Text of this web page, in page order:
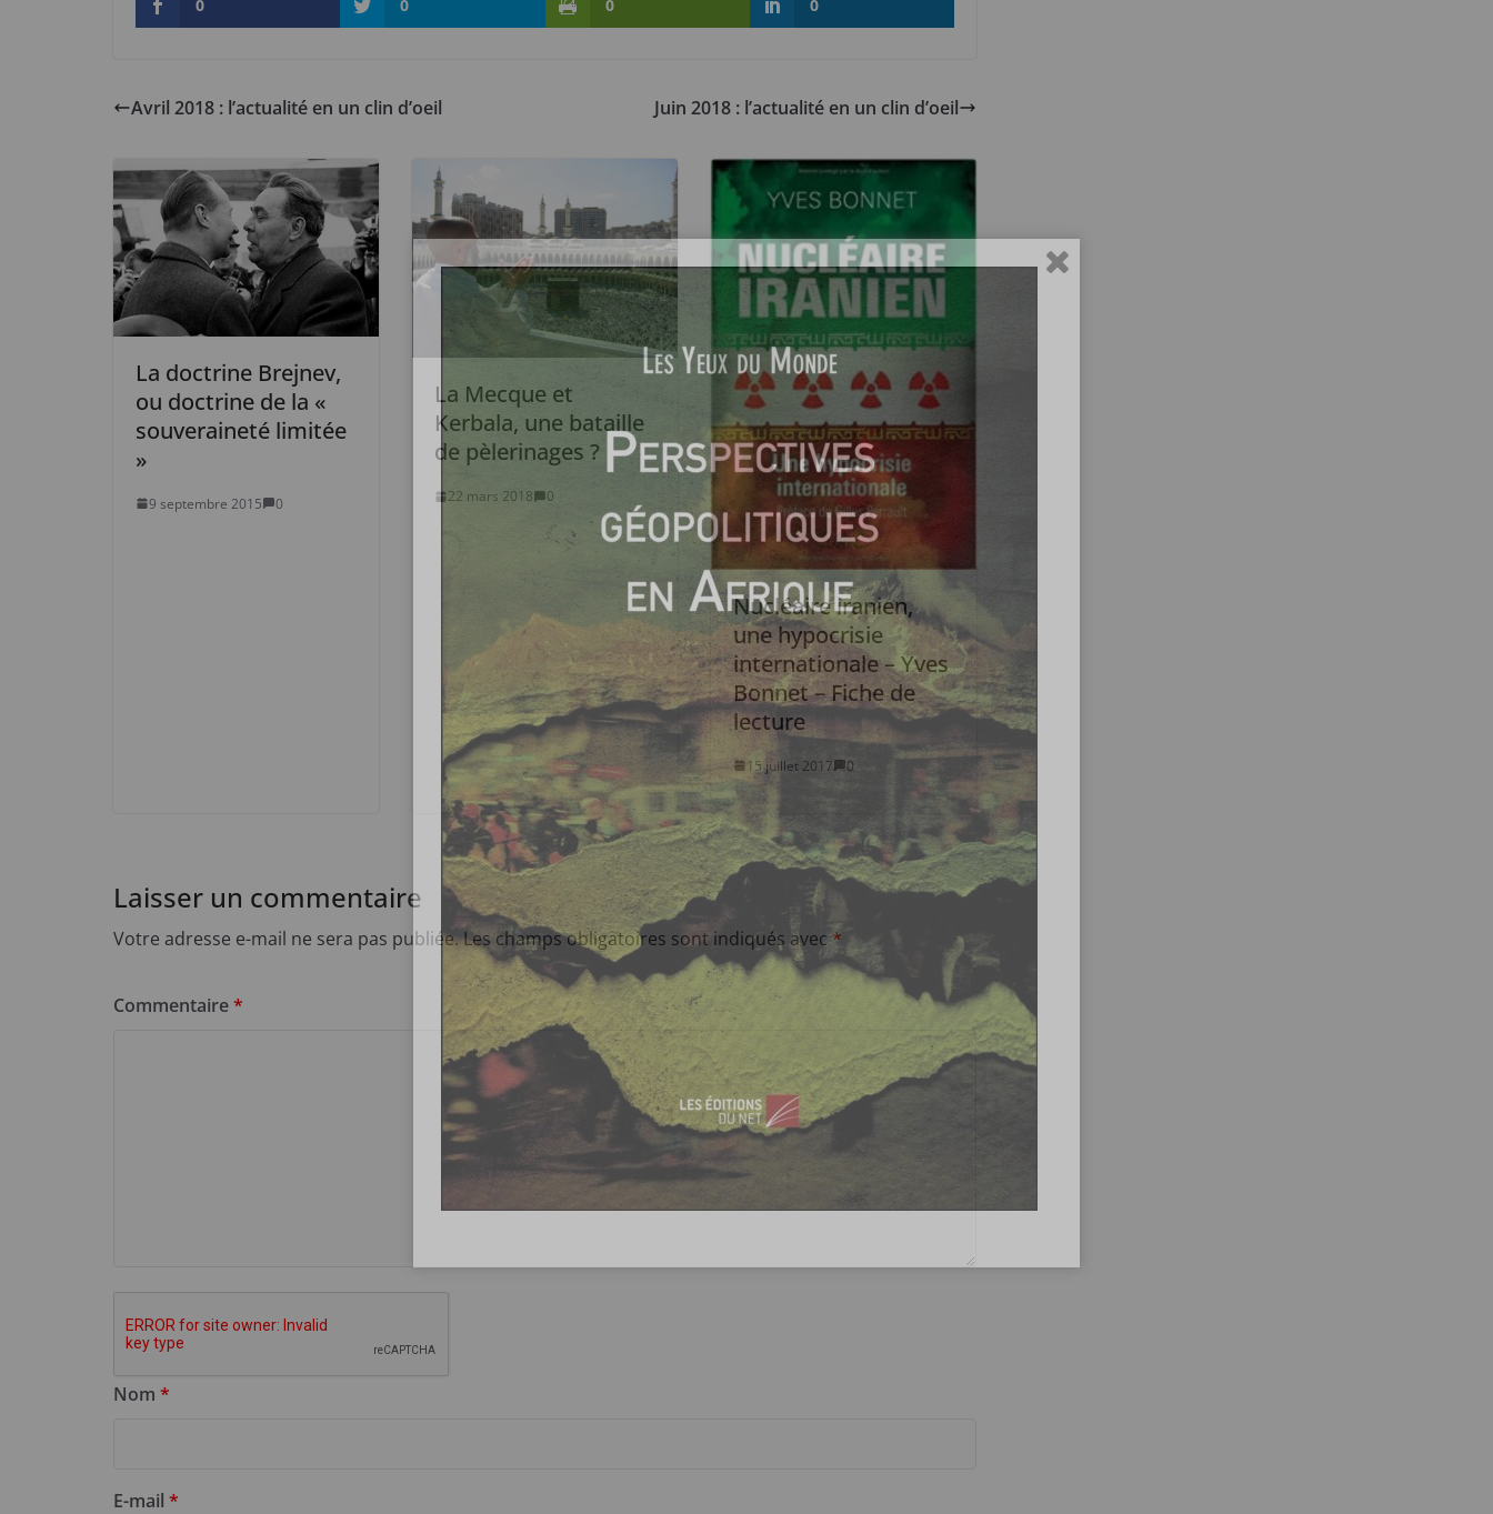
0
0 0 0
Avril 2018 : l’actualité en un clin d’oeil Juin 2018 : l’actualité en un clin d’oeil
La doctrine Brejnev,
ou doctrine de la «
souveraineté limitée
»
9 septembre 2015 0
La Mecque et
Kerbala, une bataille
de pèlerinages ?
22 mars 2018 0
Nucléaire iranien,
une hypocrisie
internationale – Yves
Bonnet – Fiche de
lecture
15 juillet 2017 0
Laisser un commentaire
Votre adresse e-mail ne sera pas publiée.Les champs obligatoires sont indiqués avec*
Commentaire*
Nom *
E-mail *